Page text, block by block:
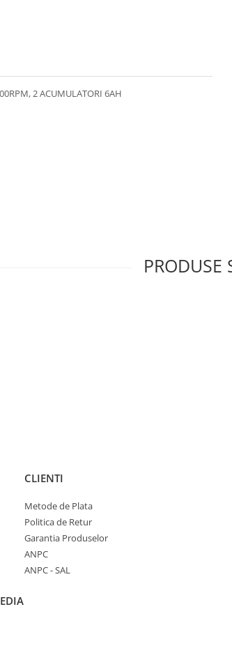
2 ACUMULATORI 6AH
PRODUSE
CLIENTI
Metode de Plata
Politica de Retur
Garantia Produselor
ANPC
ANPC - SAL